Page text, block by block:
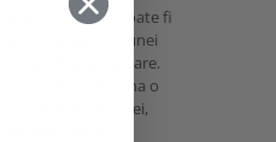
al Jesmonitei și poate fi
efort cu ajutorul unei
sau prin pulverizare.
a fost întotdeauna o
în domeniul artei,